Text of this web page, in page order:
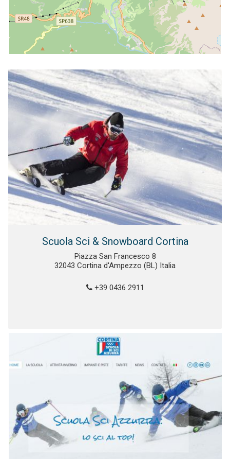
Scuola Sci & Snowboard Cortina
Piazza San Francesco 8
32043 Cortina d'Ampezzo (BL) Italia
+39 0436 2911